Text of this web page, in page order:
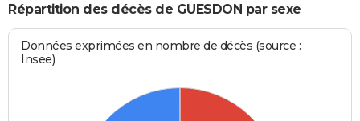
Répartition des décès de GUESDON par sexe
Données exprimées en nombre de décès (source :
Insee)